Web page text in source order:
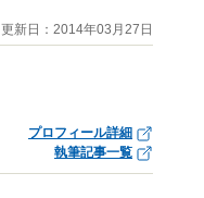
更新日：2014年03月27日
プロフィール詳細
執筆記事一覧